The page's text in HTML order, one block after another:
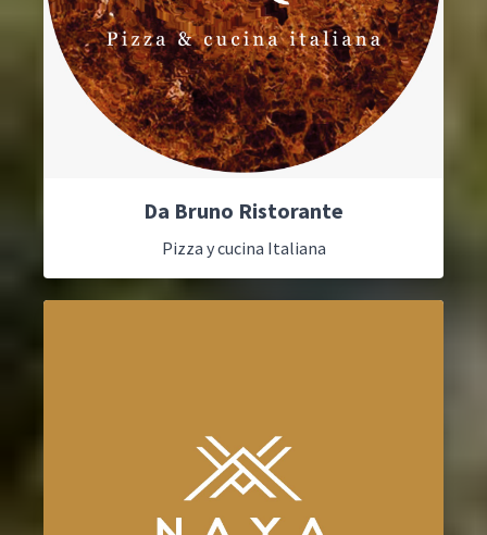
Da Bruno Ristorante
Pizza y cucina Italiana